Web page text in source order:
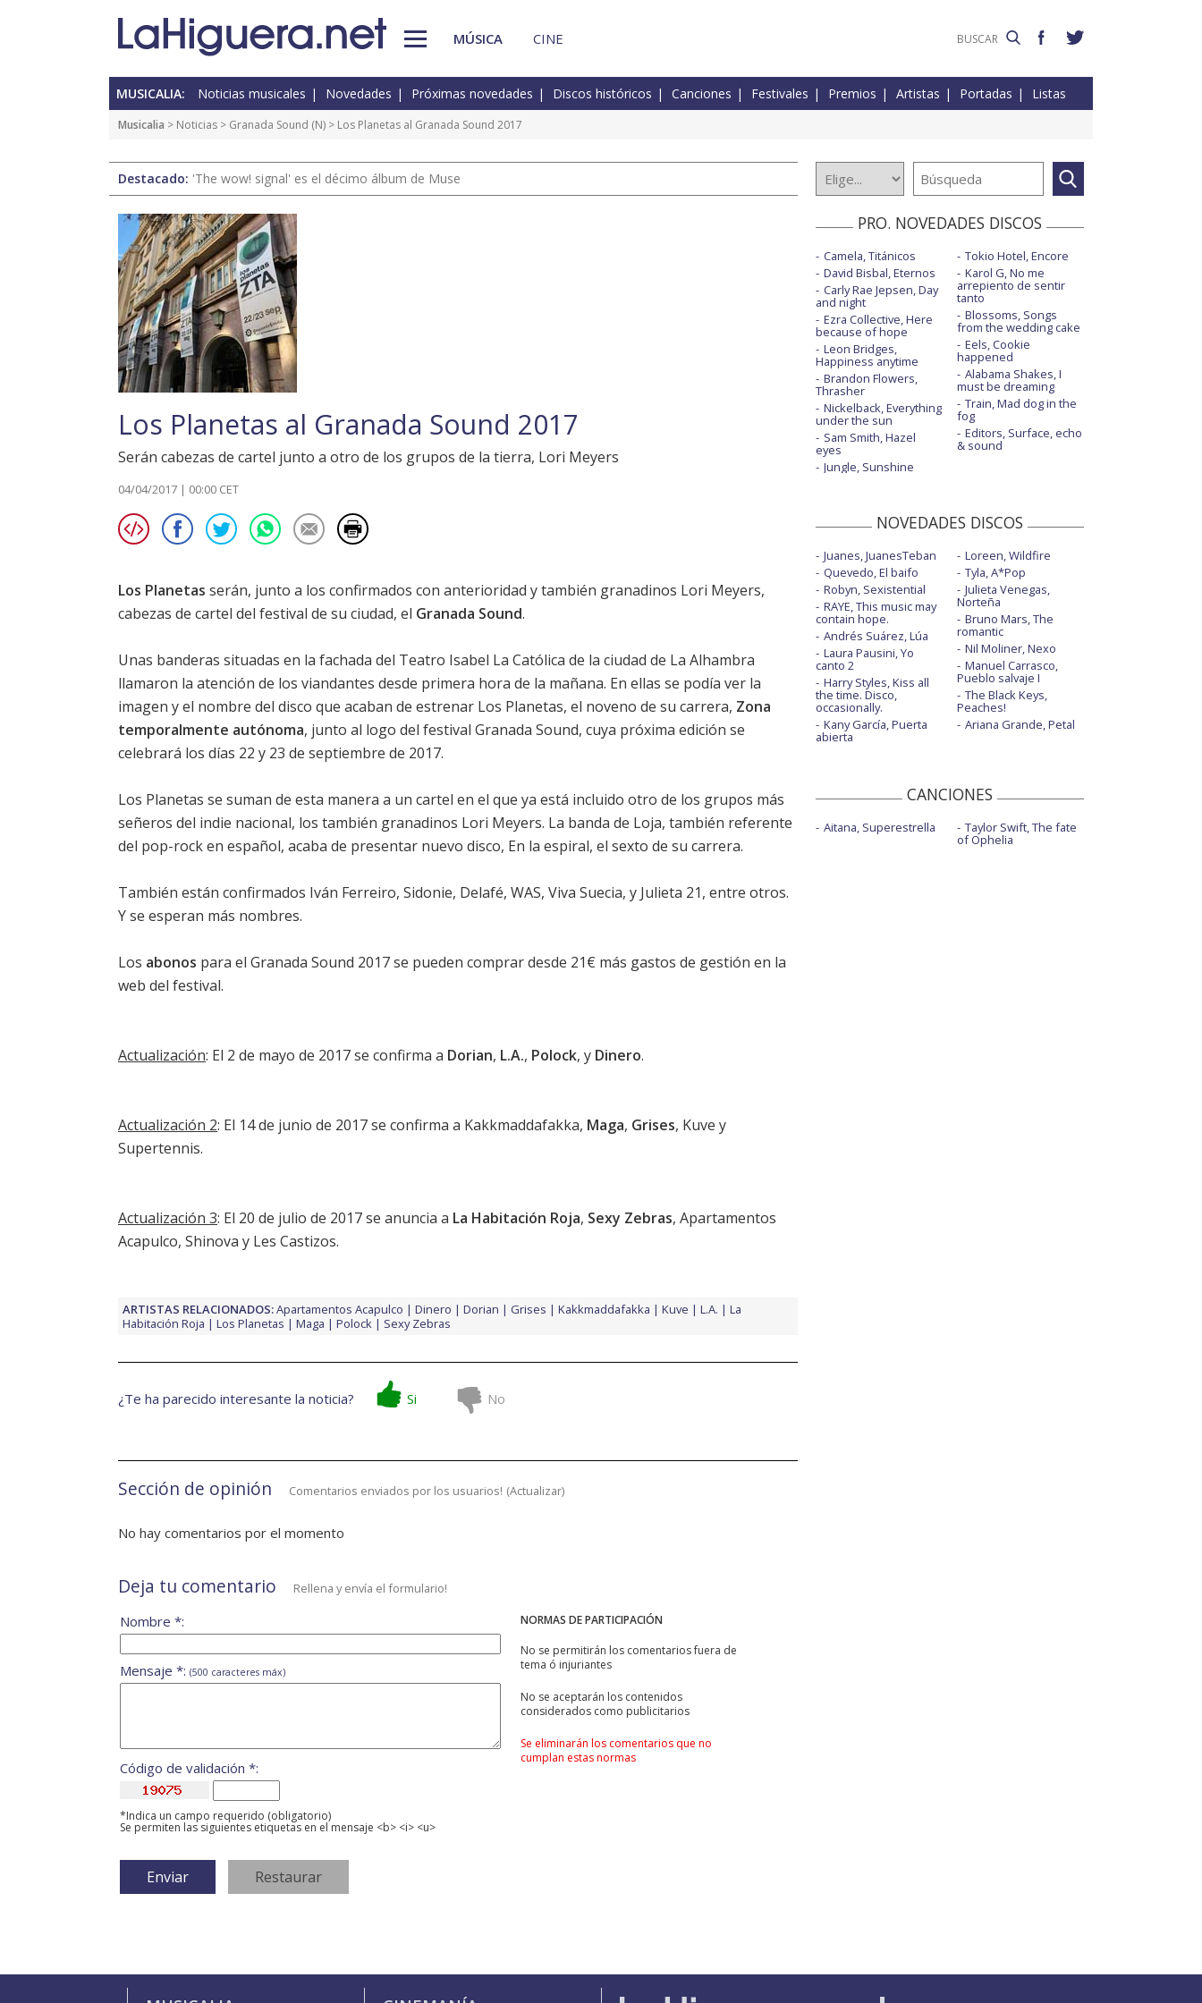
MÚSICA CINE
MUSICALIA: Noticias musicales Novedades Próximas novedades Discos históricos Canciones Festivales Premios Artistas Portadas Listas
Musicalia > Noticias > Granada Sound (N) > Los Planetas al Granada Sound 2017
Destacado: 'The wow! signal' es el décimo álbum de Muse
Los Planetas al Granada Sound 2017
Serán cabezas de cartel junto a otro de los grupos de la tierra, Lori Meyers
04/04/2017 | 00:00 CET
Los Planetas serán, junto a los confirmados con anterioridad y también granadinos Lori Meyers,
cabezas de cartel del festival de su ciudad, el Granada Sound.
Unas banderas situadas en la fachada del Teatro Isabel La Católica de la ciudad de La Alhambra
llamaron la atención de los viandantes desde primera hora de la mañana. En ellas se podía ver la
imagen y el nombre del disco que acaban de estrenar Los Planetas, el noveno de su carrera, Zona
temporalmente autónoma, junto al logo del festival Granada Sound, cuya próxima edición se
celebrará los días 22 y 23 de septiembre de 2017.
Los Planetas se suman de esta manera a un cartel en el que ya está incluido otro de los grupos más
señeros del indie nacional, los también granadinos Lori Meyers. La banda de Loja, también referente
del pop-rock en español, acaba de presentar nuevo disco, En la espiral, el sexto de su carrera.
También están confirmados Iván Ferreiro, Sidonie, Delafé, WAS, Viva Suecia, y Julieta 21, entre otros.
Y se esperan más nombres.
Los abonos para el Granada Sound 2017se pueden comprar desde 21€ más gastos de gestión en la
web del festival.
Actualización: El 2 de mayo de 2017 se confirma a Dorian, L.A., Polock, y Dinero.
Actualización 2: El 14 de junio de 2017 se confirma a Kakkmaddafakka, Maga, Grises, Kuve y
Supertennis.
Actualización 3: El 20 de julio de 2017 se anuncia a La Habitación Roja, Sexy Zebras, Apartamentos
Acapulco, Shinova y Les Castizos.
ARTISTAS RELACIONADOS:Apartamentos Acapulco Dinero Dorian Grises Kakkmaddafakka Kuve L.A.
La
Habitación Roja
Los Planetas Maga Polock Sexy Zebras
¿Te ha parecido interesante la noticia? Si No
Sección de opinión Comentarios enviados por los usuarios! (Actualizar)
No hay comentarios por el momento
Deja tu comentario Rellena y envía el formulario!
NORMAS DE PARTICIPACIÓN
No se permitirán los comentarios fuera de
tema ó injuriantes
No se aceptarán los contenidos
considerados como publicitarios
Se eliminarán los comentarios que no
cumplan estas normas
Nombre *:
Mensaje *: (500 caracteres máx)
Código de validación *:
*Indica un campo requerido (obligatorio)
Se permiten las siguientes etiquetas en el mensaje <b> <i> <u>
PRO. NOVEDADES DISCOS
Camela, Titánicos
David Bisbal, Eternos
Carly Rae Jepsen, Day
and night
Ezra Collective, Here
because of hope
Leon Bridges,
Happiness anytime
Brandon Flowers,
Thrasher
Nickelback, Everything
under the sun
Sam Smith, Hazel
eyes
Jungle, Sunshine
Tokio Hotel, Encore
Karol G, No me
arrepiento de sentir
tanto
Blossoms, Songs
from the wedding cake
Eels, Cookie
happened
Alabama Shakes, I
must be dreaming
Train, Mad dog in the
fog
Editors, Surface, echo
& sound
NOVEDADES DISCOS
Juanes, JuanesTeban
Quevedo, El baifo
Robyn, Sexistential
RAYE, This music may
contain hope.
Andrés Suárez, Lúa
Laura Pausini, Yo
canto 2
Harry Styles, Kiss all
the time. Disco,
occasionally.
Kany García, Puerta
abierta
Loreen, Wildfire
Tyla, A*Pop
Julieta Venegas,
Norteña
Bruno Mars, The
romantic
Nil Moliner, Nexo
Manuel Carrasco,
Pueblo salvaje I
The Black Keys,
Peaches!
Ariana Grande, Petal
CANCIONES
Aitana, Superestrella Taylor Swift, The fate
of Ophelia